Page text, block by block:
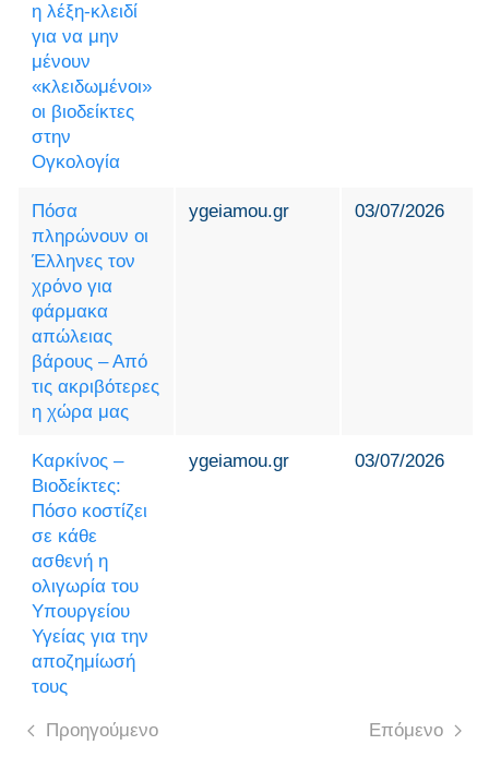
η λέξη-κλειδί
για να μην
μένουν
«κλειδωμένοι»
οι βιοδείκτες
στην
Ογκολογία
Πόσα
πληρώνουν οι
Έλληνες τον
χρόνο για
φάρμακα
απώλειας
βάρους – Από
τις ακριβότερες
η χώρα μας
ygeiamou.gr 03/07/2026
Καρκίνος –
Βιοδείκτες:
Πόσο κοστίζει
σε κάθε
ασθενή η
ολιγωρία του
Υπουργείου
Υγείας για την
αποζημίωσή
τους
ygeiamou.gr 03/07/2026
Προηγούμενο Επόμενο